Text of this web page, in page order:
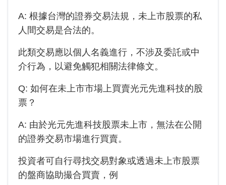
A: 根據台灣的證券交易法規，未上市股票的私
人間交易是合法的。
此類交易應以個人名義進行，不涉及委託或中
介行為，以避免觸犯相關法律條文。
Q: 如何在未上市市場上買賣光元先進科技的股
票？
A: 由於光元先進科技股票未上市，無法在公開
的證券交易市場進行買賣。
投資者可自行尋找交易對象或透過未上市股票
的盤商協助撮合買賣，例